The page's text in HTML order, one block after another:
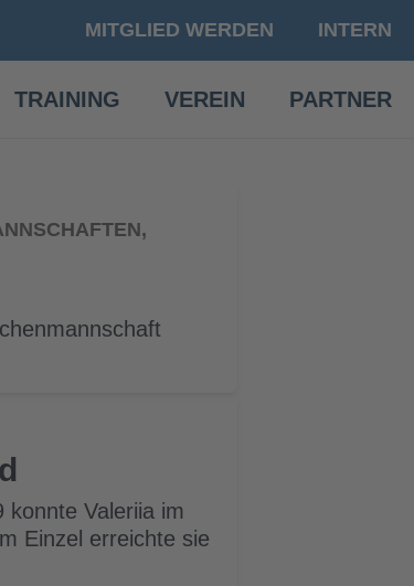
MITGLIED WERDEN INTERN
TRAINING VEREIN PARTNER
konnte Valeriia im
Einzel erreichte sie